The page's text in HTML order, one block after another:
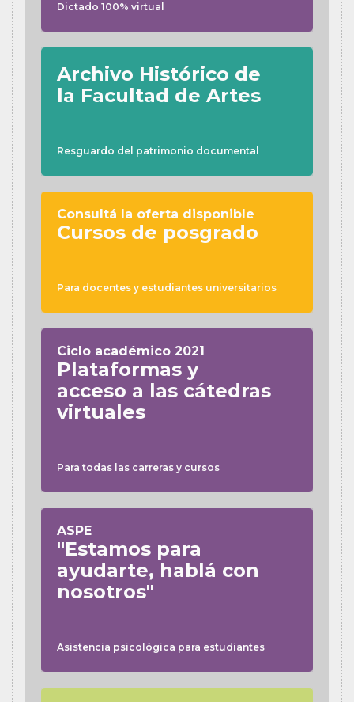
Dictado 100% virtual
Archivo Histórico de
la Facultad de Artes
Resguardo del patrimonio documental
Consultá la oferta disponible
Cursos de posgrado
Para docentes y estudiantes universitarios
Ciclo académico 2021
Plataformas y
acceso a las cátedras
virtuales
Para todas las carreras y cursos
ASPE
"Estamos para
ayudarte, hablá con
nosotros"
Asistencia psicológica para estudiantes